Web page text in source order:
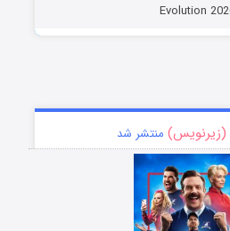
منتشر شد